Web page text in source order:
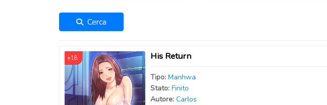
Cerca
+18 His Return
Tipo: Manhwa
Stato: Finito
Autore: Carlos